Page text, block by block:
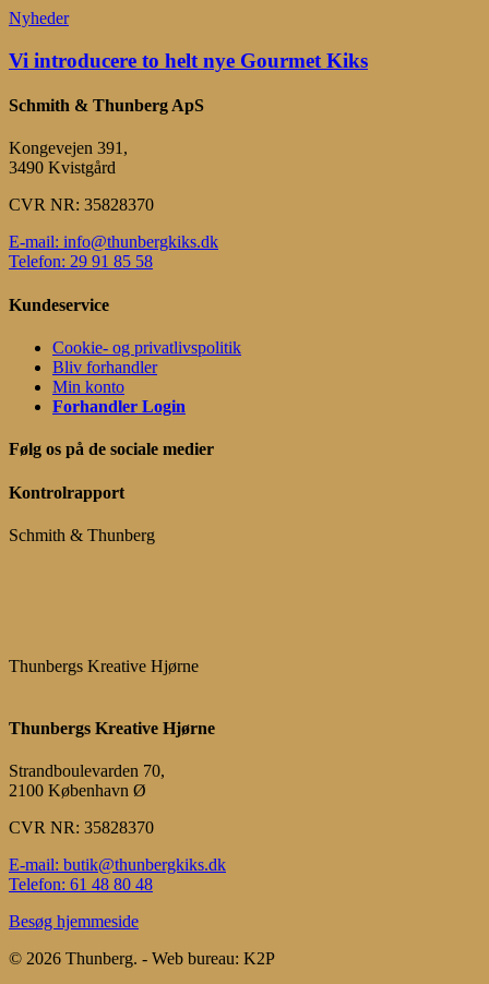
med
vores
to
helt
Gourmet
!!
Vi
to
helt
nye
Gourmet
Nyheder
Vi introducere to helt nye Gourmet Kiks
Schmith & Thunberg ApS
Kongevejen 391,
3490 Kvistgård
CVR NR: 35828370
E-mail: info@thunbergkiks.dk
Telefon: 29 91 85 58
Kundeservice
Cookie- og privatlivspolitik
Bliv forhandler
Min konto
Forhandler Login
Følg os på de sociale medier
Kontrolrapport
Schmith & Thunberg
Thunbergs Kreative Hjørne
Thunbergs Kreative Hjørne
Strandboulevarden 70,
2100 København Ø
CVR NR: 35828370
E-mail: butik@thunbergkiks.dk
Telefon: 61 48 80 48
Besøg hjemmeside
© 2026 Thunberg. - Web bureau: K2P